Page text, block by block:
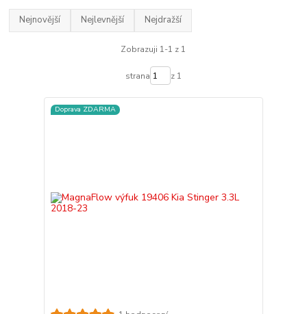
Nejnovější Nejlevnější Nejdražší
Zobrazuji 1-1 z 1
strana z 1
Doprava ZDARMA